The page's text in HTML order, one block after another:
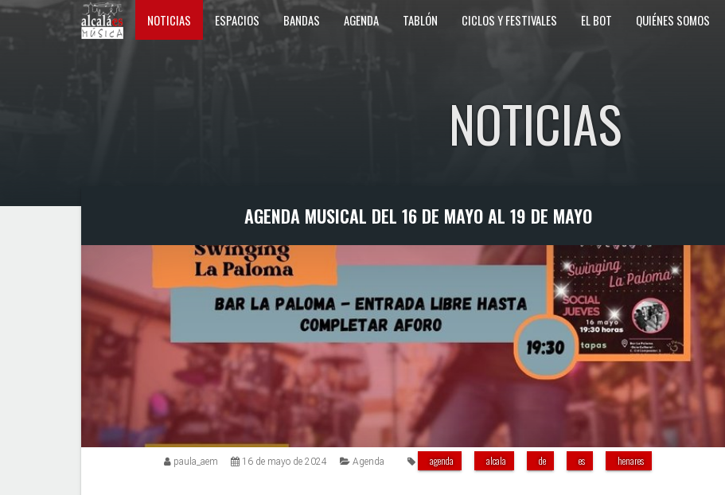
NOTICIAS ESPACIOS BANDAS AGENDA TABLÓN CICLOS Y FESTIVALES EL BOT QUIÉNES SOMOS
NOTICIAS
AGENDA MUSICAL DEL 16 DE MAYO AL 19 DE MAYO
paula_aem 16 de mayo de 2024 Agenda agenda alcala de es henares